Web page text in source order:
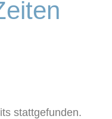
stattgefunden.